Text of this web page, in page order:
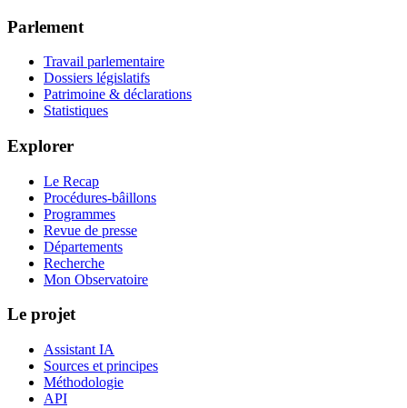
Parlement
Travail parlementaire
Dossiers législatifs
Patrimoine & déclarations
Statistiques
Explorer
Le Recap
Procédures-bâillons
Programmes
Revue de presse
Départements
Recherche
Mon Observatoire
Le projet
Assistant IA
Sources et principes
Méthodologie
API